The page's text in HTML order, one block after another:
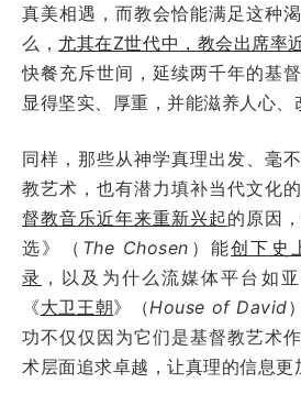
真美相遇，而教会恰能满足这种
么， 尤其在Z世代中，教会出席率
快餐充斥世间，延续两千年的基
显得坚实、厚重，并能滋养人心、
同样，那些从神学真理出发、毫
教艺术，也有潜力填补当代文化
督教音乐近年来重新兴起的原因
选》（ The Chosen ）能创下史
录 ，以及为什么流媒体平台如
《大卫王朝》（House of David
功不仅仅因为它们是基督教艺术
术层面追求卓越，让真理的信息更